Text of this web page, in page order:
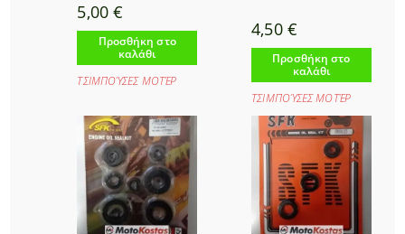
5,00 €
Προσθήκη στο
καλάθι
ΤΣΙΜΠΟΎΣΕΣ ΜΟΤΈΡ
4,50 €
Προσθήκη στο
καλάθι
ΤΣΙΜΠΟΎΣΕΣ ΜΟΤΈΡ